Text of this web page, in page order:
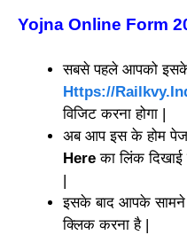
Yojna Online Form
सबसे पहले आपको
Https://
विजिट करना होगा |
अब आप इस के होम पेज
Here का लिंक
इसके बाद आपके
क्लिक करना है |